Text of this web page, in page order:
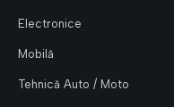
Electronice
Mobilă
Tehnică Auto / Moto